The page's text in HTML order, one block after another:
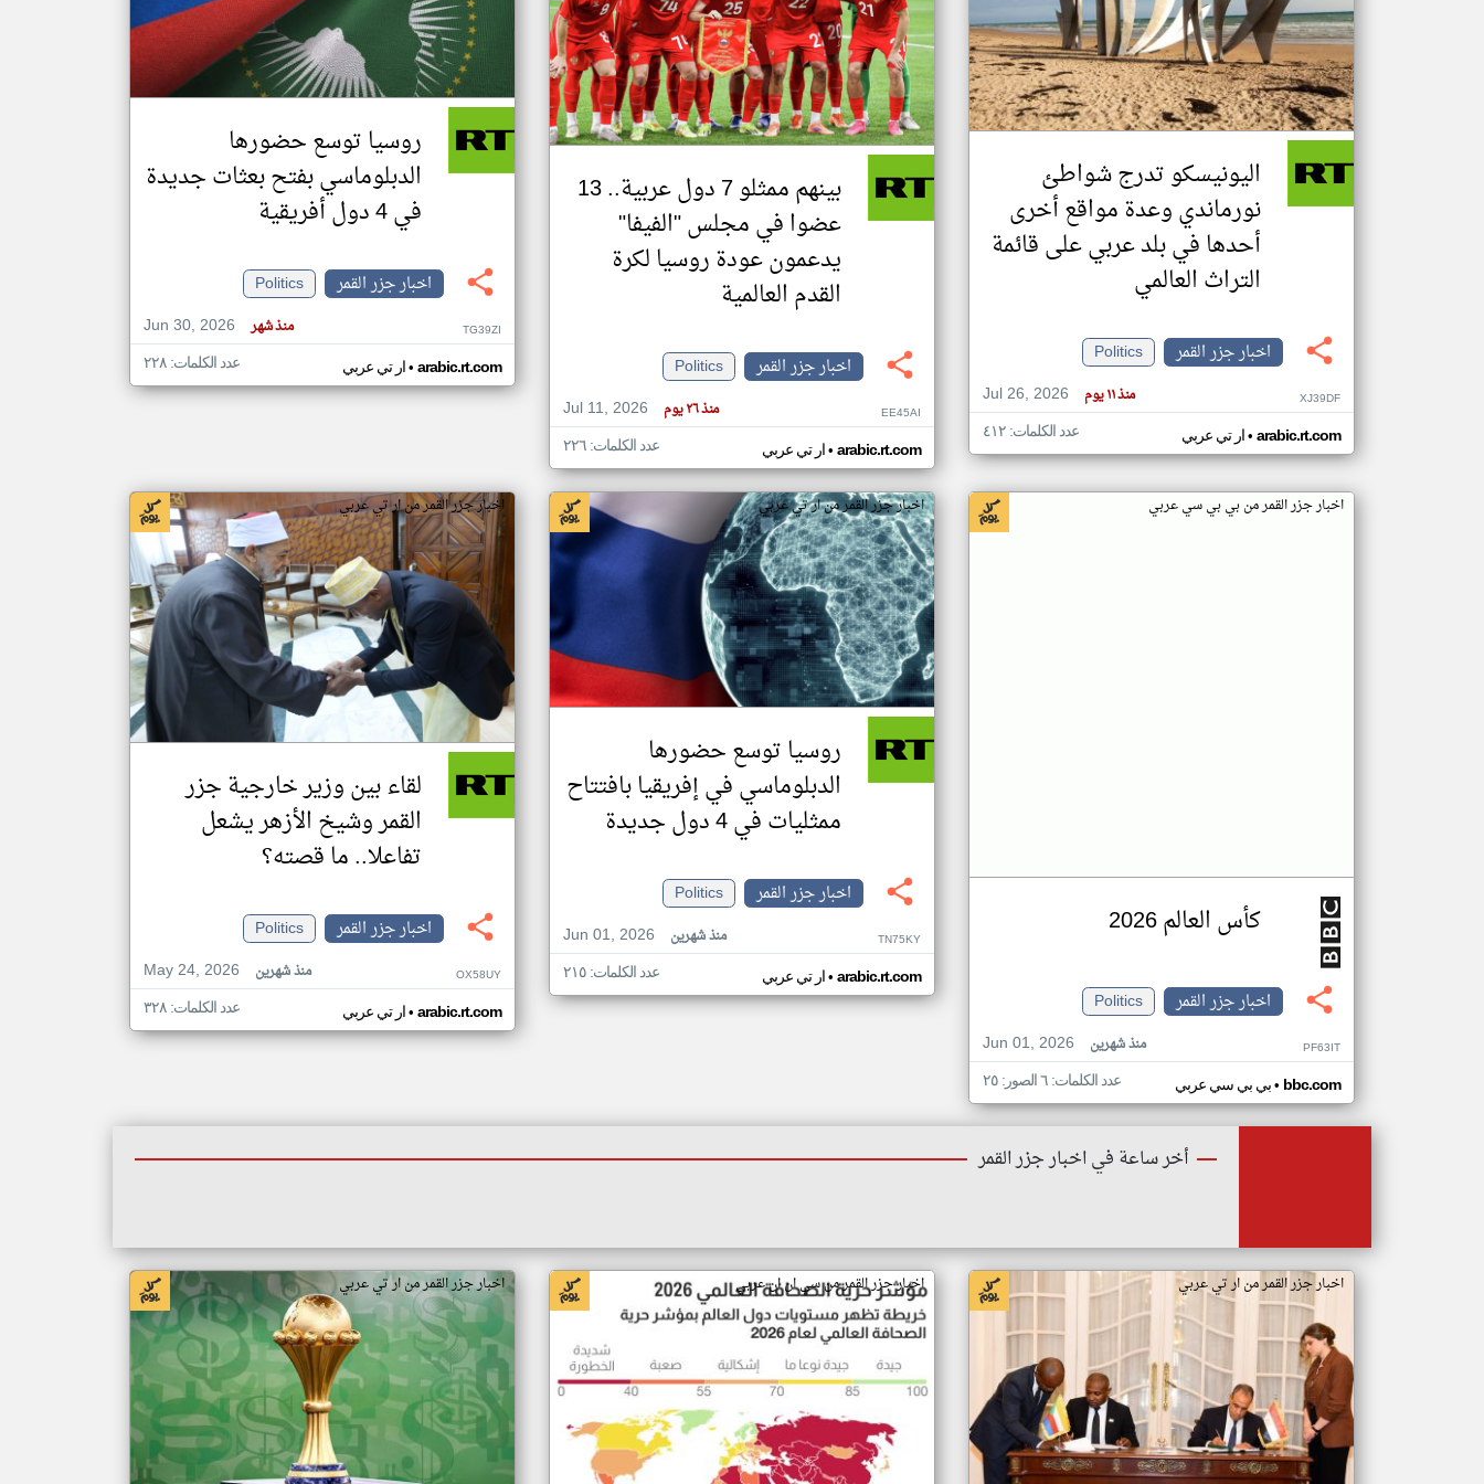
تغيير الدولة
اخبار جزر القمر على مدار الساعة
أهم اخبار جزر القمر العاجلة والمباشرة
اليونيسكو تدرج شواطئ
نورماندي وعدة مواقع أخرى
أحدها في بلد عربي على قائمة
التراث العالمي
اخبار جزر القمر
Politics
Jul 26, 2026
منذ ١١ يوم XJ39DF
ار تي عربي• arabic.rt.com عدد الكلمات: ٤١٢
بينهم ممثلو 7 دول عربية.. 13
عضوا في مجلس "الفيفا"
يدعمون عودة روسيا لكرة
القدم العالمية
اخبار جزر القمر
Politics
Jul 11, 2026
منذ ٢٦ يوم EE45AI
ار تي عربي• arabic.rt.com عدد الكلمات: ٢٢٦
روسيا توسع حضورها
الدبلوماسي بفتح بعثات جديدة
في 4 دول أفريقية
اخبار جزر القمر
Politics
Jun 30, 2026
منذ شهر TG39ZI
ار تي عربي• arabic.rt.com عدد الكلمات: ٢٢٨
اخبار جزر القمر من بي بي سي عربي
كأس العالم 2026
اخبار جزر القمر
Politics
Jun 01, 2026
منذ شهرين PF63IT
بي بي سي عربي• bbc.com عدد الكلمات: ٦ الصور: ٢٥
اخبار جزر القمر من ار تي عربي
روسيا توسع حضورها
الدبلوماسي في إفريقيا بافتتاح
ممثليات في 4 دول جديدة
اخبار جزر القمر
Politics
Jun 01, 2026
منذ شهرين TN75KY
ار تي عربي• arabic.rt.com عدد الكلمات: ٢١٥
اخبار جزر القمر من ار تي عربي
لقاء بين وزير خارجية جزر
القمر وشيخ الأزهر يشعل
تفاعلا.. ما قصته؟
اخبار جزر القمر
Politics
May 24, 2026
منذ شهرين OX58UY
ار تي عربي• arabic.rt.com عدد الكلمات: ٣٢٨
أخر ساعة في اخبار جزر القمر
اخبار جزر القمر من ار تي عربي اخبار جزر القمر من سي ان ان عربي اخبار جزر القمر من ار تي عربي
klyoum.com